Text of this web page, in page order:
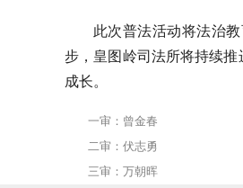
此次普法活动将法治
步，皇图岭司法所将持续推
成长。
一审：曾金春
二审：伏志勇
三审：万朝晖